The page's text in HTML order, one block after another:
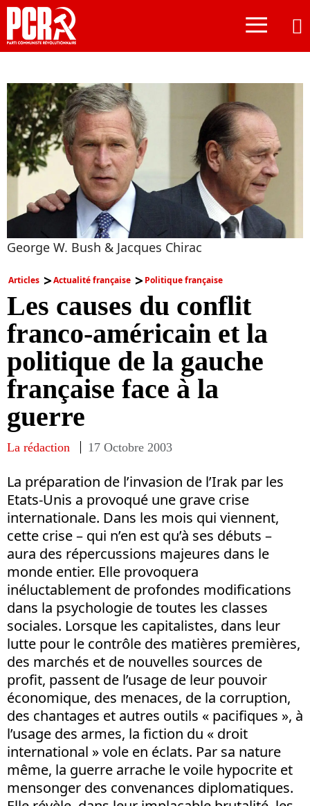
≡
George W. Bush & Jacques Chirac
Articles Actualité française Politique française
Les causes du conflit
franco-américain et la
politique de la gauche
française face à la
guerre
La rédaction 17 Octobre 2003
La préparation de l’invasion de l’Irak par les
Etats-Unis a provoqué une grave crise
internationale. Dans les mois qui viennent,
cette crise – qui n’en est qu’à ses débuts –
aura des répercussions majeures dans le
monde entier. Elle provoquera
inéluctablement de profondes modifications
dans la psychologie de toutes les classes
sociales. Lorsque les capitalistes, dans leur
lutte pour le contrôle des matières premières,
des marchés et de nouvelles sources de
profit, passent de l’usage de leur pouvoir
économique, des menaces, de la corruption,
des chantages et autres outils « pacifiques », à
l’usage des armes, la fiction du « droit
international » vole en éclats. Par sa nature
même, la guerre arrache le voile hypocrite et
mensonger des convenances diplomatiques.